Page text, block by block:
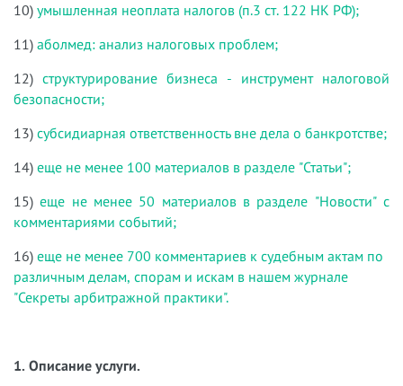
10) умышленная неоплата налогов (п.3 ст. 122 НК РФ);
11) аболмед: анализ налоговых проблем;
12) структурирование бизнеса - инструмент налоговой
безопасности;
13) субсидиарная ответственность вне дела о банкротстве;
14) еще не менее 100 материалов в разделе "Статьи";
15)еще не менее 50 материалов в разделе "Новости" с
комментариями событий;
16) еще не менее 700 комментариев к судебным актам по
различным делам, спорам и искам в нашем журнале
"Секреты арбитражной практики".
1. Описание услуги.